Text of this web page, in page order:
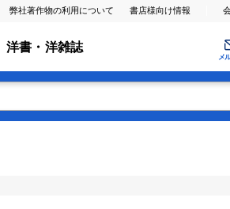
弊社著作物の利用について 書店様向け情報
洋書・洋雑誌
メ